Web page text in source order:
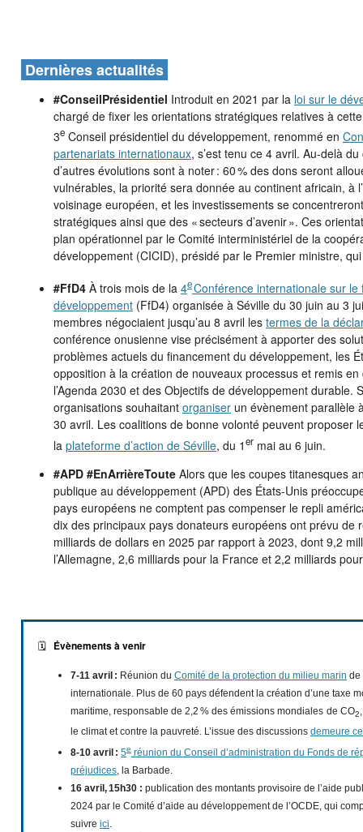
Dernières actualités
#ConseilPrésidentiel Introduit en 2021 par la loi sur le
chargé de fixer les orientations stratégiques relatives à
3e Conseil présidentiel du développement, renommé en
partenariats internationaux, s’est tenu ce 4 avril. Au-delà
d’autres évolutions sont à noter : 60 % des dons seront
vulnérables, la priorité sera donnée au continent africain, à
voisinage européen, et les investissements se
stratégiques ainsi que des « secteurs d’avenir ». Ces
plan opérationnel par le Comité interministériel de la
développement (CICID), présidé par le Premier ministre,
#FfD4 À trois mois de la 4eConférence internationale sur le
développement (FfD4) organisée à Séville du 30 juin au 3
membres négociaient jusqu’au 8 avril les termes de la
conférence onusienne vise précisément à apporter des
problèmes actuels du financement du développement, les
opposition à la création de nouveaux processus et remis
l’Agenda 2030 et des Objectifs de développement durable.
organisations souhaitant organiser un évènement parallèle
30 avril. Les coalitions de bonne volonté peuvent proposer
la plateforme d’action de Séville, du 1er mai au 6 juin.
#APD #EnArrièreToute Alors que les coupes titanesques
publique au développement (APD) des États-Unis
pays européens ne comptent pas compenser le repli
dix des principaux pays donateurs européens ont prévu de
milliards de dollars en 2025 par rapport à 2023, dont 9,2
l’Allemagne, 2,6 milliards pour la France et 2,2 milliards
🗓️ Évènements à venir
7-11 avril : Réunion du Comité de la protection du milieu marin de
internationale. Plus de 60 pays défendent la création d’une taxe
maritime, responsable de 2,2 % des émissions mondiales de CO2
le climat et contre la pauvreté. L’issue des discussions demeure
8-10 avril : 5e réunion du Conseil d’administration du Fonds de
préjudices, la Barbade.
16 avril, 15h30 : publication des montants provisoire de l’aide
2024 par le Comité d’aide au développement de l’OCDE, qui
suivre ici.